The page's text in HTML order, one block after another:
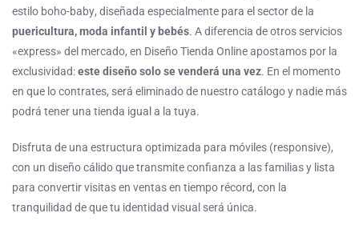
estilo boho-baby, diseñada especialmente para el sector de la
puericultura, moda infantil y bebés. A diferencia de otros servicios
«express» del mercado, en Diseño Tienda Online apostamos por la
exclusividad:este diseño solo se venderá una vez. En el momento
en que lo contrates, será eliminado de nuestro catálogo y nadie más
podrá tener una tienda igual a la tuya.
Disfruta de una estructura optimizada para móviles (responsive),
con un diseño cálido que transmite confianza a las familias y lista
para convertir visitas en ventas en tiempo récord, con la
tranquilidad de que tu identidad visual será única.